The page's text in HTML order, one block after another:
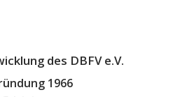
des DBFV e.V.
1966